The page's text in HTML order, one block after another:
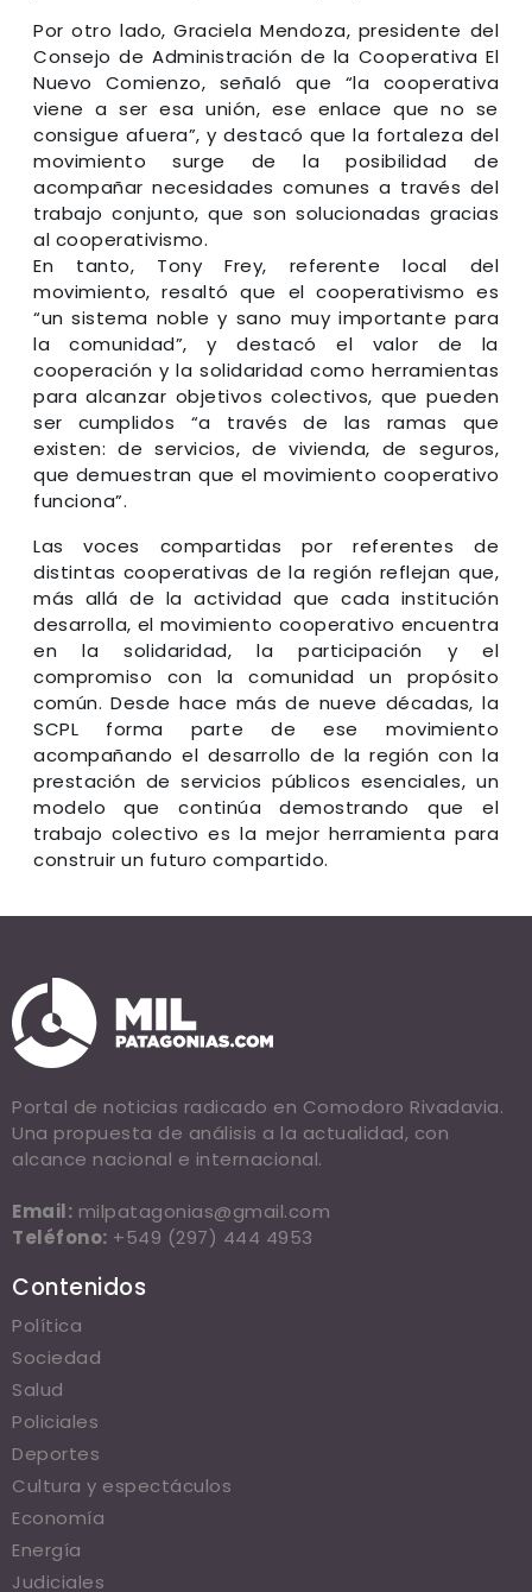
Por otro lado, Graciela Mendoza, presidente del
Consejo de Administración de la Cooperativa El
Nuevo Comienzo, señaló que “la cooperativa
viene a ser esa unión, ese enlace que no se
consigue afuera”, y destacó que la fortaleza del
movimiento surge de la posibilidad de
acompañar necesidades comunes a través del
trabajo conjunto, que son solucionadas gracias
al cooperativismo.
En tanto, Tony Frey, referente local del
movimiento, resaltó que el cooperativismo es
“un sistema noble y sano muy importante para
la comunidad”, y destacó el valor de la
cooperación y la solidaridad como herramientas
para alcanzar objetivos colectivos, que pueden
ser cumplidos “a través de las ramas que
existen: de servicios, de vivienda, de seguros,
que demuestran que el movimiento cooperativo
funciona”.
Las voces compartidas por referentes de
distintas cooperativas de la región reflejan que,
más allá de la actividad que cada institución
desarrolla, el movimiento cooperativo encuentra
en la solidaridad, la participación y el
compromiso con la comunidad un propósito
común. Desde hace más de nueve décadas, la
SCPL forma parte de ese movimiento
acompañando el desarrollo de la región con la
prestación de servicios públicos esenciales, un
modelo que continúa demostrando que el
trabajo colectivo es la mejor herramienta para
construir un futuro compartido.
Portal de noticias radicado en Comodoro Rivadavia.
Una propuesta de análisis a la actualidad, con
alcance nacional e internacional.
Email: milpatagonias@gmail.com
Teléfono: +549 (297) 444 4953
Contenidos
Política
Sociedad
Salud
Policiales
Deportes
Cultura y espectáculos
Economía
Energía
Judiciales